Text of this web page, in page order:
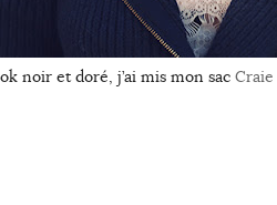
noir et doré, j’ai mis mon sac Craie